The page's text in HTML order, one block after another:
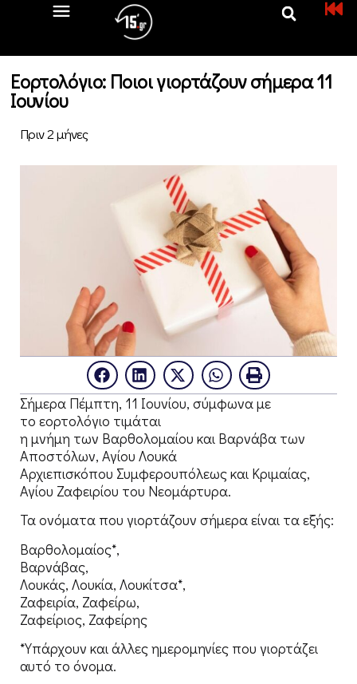
Εορτολόγιο: Ποιοι γιορτάζουν σήμερα 11
Ιουνίου
Πριν 2 μήνες
Σήμερα Πέμπτη, 11 Ιουνίου, σύμφωνα με
το εορτολόγιο τιμάται
η μνήμη των Βαρθολομαίου και Βαρνάβα των
Αποστόλων, Αγίου Λουκά
Αρχιεπισκόπου Συμφερουπόλεως και Κριμαίας,
Αγίου Ζαφειρίου του Νεομάρτυρα.
Τα ονόματα που γιορτάζουν σήμερα είναι τα εξής:
Βαρθολομαίος*,
Βαρνάβας,
Λουκάς, Λουκία, Λουκίτσα*,
Ζαφειρία, Ζαφείρω,
Ζαφείριος, Ζαφείρης
*Υπάρχουν και άλλες ημερομηνίες που γιορτάζει
αυτό το όνομα.